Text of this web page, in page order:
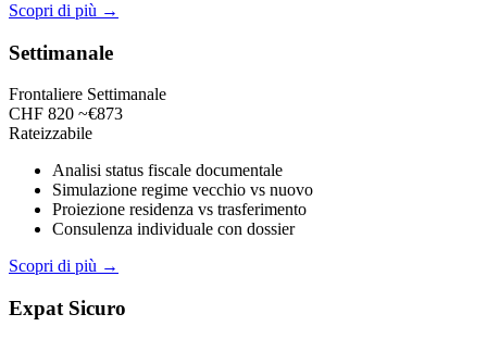
Scopri di più →
Settimanale
Frontaliere Settimanale
CHF 820 ~€873
Rateizzabile
Analisi status fiscale documentale
Simulazione regime vecchio vs nuovo
Proiezione residenza vs trasferimento
Consulenza individuale con dossier
Scopri di più →
Expat Sicuro